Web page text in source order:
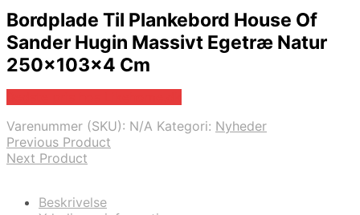
Bordplade Til Plankebord House Of
Sander Hugin Massivt Egetræ Natur
250x103x4 Cm
Varenummer (SKU): N/A Kategori: Nyheder
Previous Product
Next Product
Beskrivelse